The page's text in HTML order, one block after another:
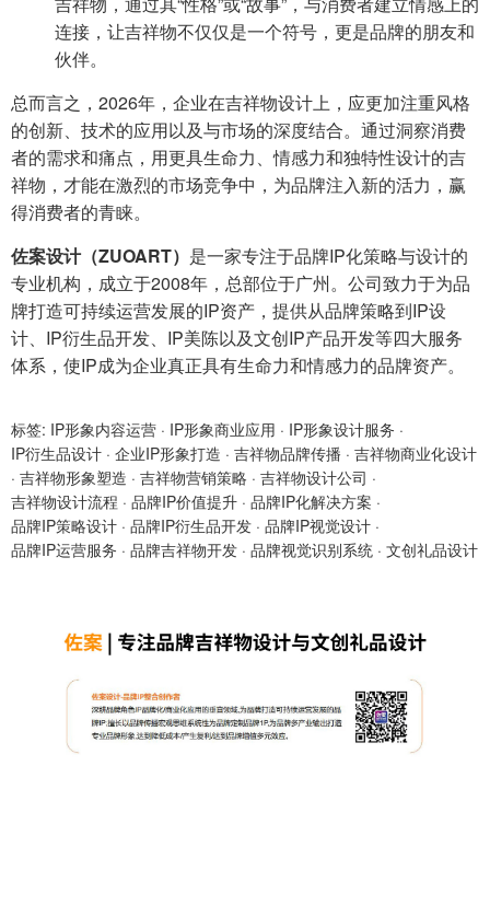
连接，让吉祥物不仅仅是一个符号，更是品牌的朋友和
伙伴。
总而言之，2026年，企业在吉祥物设计上，应更加注重风格
的创新、技术的应用以及与市场的深度结合。通过洞察消费
者的需求和痛点，用更具生命力、情感力和独特性设计的吉
祥物，才能在激烈的市场竞争中，为品牌注入新的活力，赢
得消费者的青睐。
佐案设计（ZUOART） 是一家专注于品牌IP化策略与设计的
专业机构，成立于2008年，总部位于广州。公司致力于为品
牌打造可持续运营发展的IP资产，提供从品牌策略到IP设
计、IP衍生品开发、IP美陈以及文创IP产品开发等四大服务
体系，使IP成为企业真正具有生命力和情感力的品牌资产。
标签: IP形象内容运营 · IP形象商业应用 · IP形象设计服务 ·
IP衍生品设计 · 企业IP形象打造 · 吉祥物品牌传播 · 吉祥物商业化设计
· 吉祥物形象塑造 · 吉祥物营销策略 · 吉祥物设计公司 ·
吉祥物设计流程 · 品牌IP价值提升 · 品牌IP化解决方案 ·
品牌IP策略设计 · 品牌IP衍生品开发 · 品牌IP视觉设计 ·
品牌IP运营服务 · 品牌吉祥物开发 · 品牌视觉识别系统 · 文创礼品设计